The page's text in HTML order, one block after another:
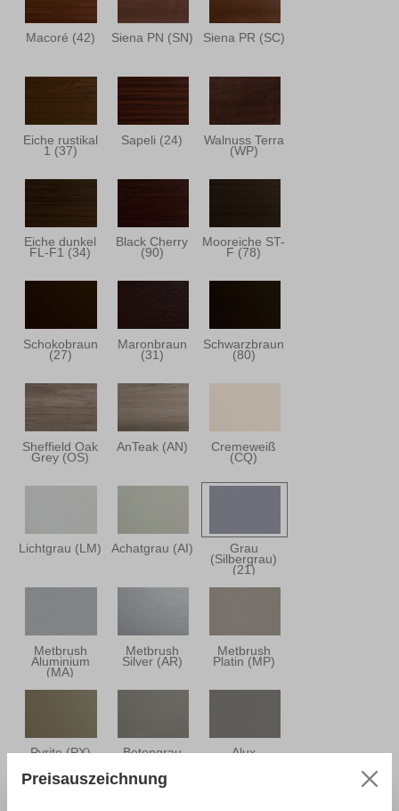
Macoré (42) Siena PN (SN) Siena PR (SC)
Eiche rustikal
1 (37)
Sapeli (24) Walnuss Terra
(WP)
Eiche dunkel
FL-F1 (34)
Black Cherry
(90)
Mooreiche ST-
F (78)
Schokobraun
(27)
Maronbraun
(31)
Schwarzbraun
(80)
Sheffield Oak
Grey (OS)
AnTeak (AN) Cremeweiß
(CQ)
Lichtgrau (LM) Achatgrau (AI) Grau
(Silbergrau)
(21)
Metbrush
Aluminium
(MA)
Metbrush
Silver (AR)
Metbrush
Platin (MP)
Pyrite (PX) Betongrau Alux
Preisauszeichnung